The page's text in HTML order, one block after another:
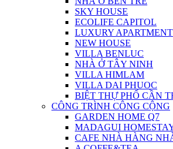
SKY HOUSE
ECOLIFE CAPITOL
LUXURY APARTMENT
NEW HOUSE
VILLA BENLUC
NHÀ Ở TÂY NINH
VILLA HIMLAM
VILLA DAI PHUOC
BIỆT THỰ PHỐ CẦN
CÔNG TRÌNH CÔNG CỘNG
GARDEN HOME Q7
MADAGUI
CAFE NHÀ HÀNG